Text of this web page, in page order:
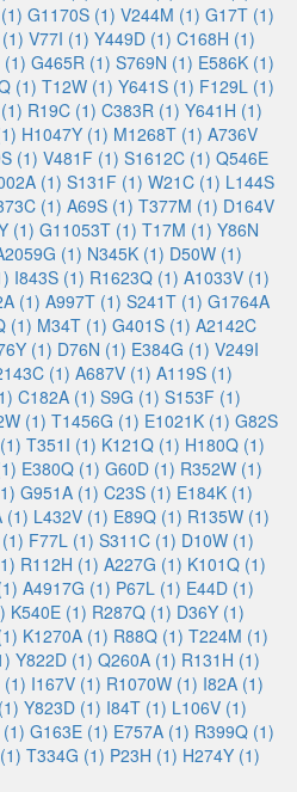
G1170S (1) V244M (1) G17T (1)
V77I (1) Y449D (1) C168H (1)
(1) G465R (1) S769N (1) E586K (1)
(1) T12W (1) Y641S (1) F129L (1)
R19C (1) C383R (1) Y641H (1)
H1047Y (1) M1268T (1) A736V
(1) V481F (1) S1612C (1) Q546E
(1) S131F (1) W21C (1) L144S
(1) A69S (1) T377M (1) D164V
(1) G11053T (1) T17M (1) Y86N
(1) N345K (1) D50W (1)
I843S (1) R1623Q (1) A1033V (1)
(1) A997T (1) S241T (1) G1764A
(1) M34T (1) G401S (1) A2142C
(1) D76N (1) E384G (1) V249I
(1) A687V (1) A119S (1)
C182A (1) S9G (1) S153F (1)
(1) T1456G (1) E1021K (1) G82S
T351I (1) K121Q (1) H180Q (1)
E380Q (1) G60D (1) R352W (1)
G951A (1) C23S (1) E184K (1)
(1) L432V (1) E89Q (1) R135W (1)
F77L (1) S311C (1) D10W (1)
R112H (1) A227G (1) K101Q (1)
A4917G (1) P67L (1) E44D (1)
K540E (1) R287Q (1) D36Y (1)
K1270A (1) R88Q (1) T224M (1)
Y822D (1) Q260A (1) R131H (1)
(1) I167V (1) R1070W (1) I82A (1)
Y823D (1) I84T (1) L106V (1)
G163E (1) E757A (1) R399Q (1)
T334G (1) P23H (1) H274Y (1)